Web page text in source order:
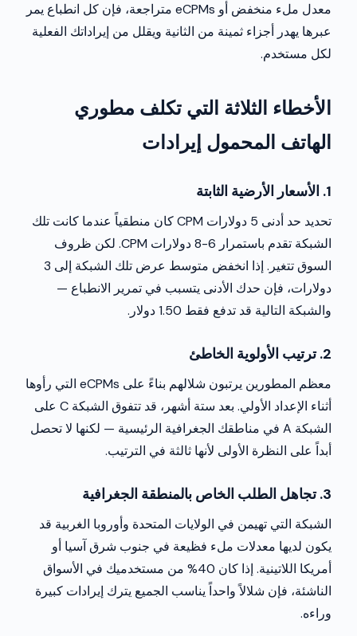
معدل ملء منخفض أو eCPMs متراجعة، فإن كل انطباع يمر
عبرها يهدر أجزاء ثمينة من الثانية ويقلل من إيراداتك الفعلية
لكل مستخدم.
الأخطاء الثلاثة التي تكلف مطوري
الهاتف المحمول إيرادات
1. الأسعار الأرضية الثابتة
تحديد حد أدنى 5 دولارات CPM كان منطقياً عندما كانت تلك
الشبكة تقدم باستمرار 6-8 دولارات CPM. لكن ظروف
السوق تتغير. إذا انخفض متوسط عرض تلك الشبكة إلى 3
دولارات، فإن حدك الأدنى يتسبب في تمرير الانطباع —
والشبكة التالية قد تدفع فقط 1.50 دولار.
2. ترتيب الأولوية الخاطئ
معظم المطورين يرتبون شلالهم بناءً على eCPMs التي رأوها
أثناء الإعداد الأولي. بعد ستة أشهر، قد تتفوق الشبكة C على
الشبكة A في مناطقك الجغرافية الرئيسية — لكنها لا تحصل
أبداً على النظرة الأولى لأنها ثالثة في الترتيب.
3. تجاهل الطلب الخاص بالمنطقة الجغرافية
الشبكة التي تهيمن في الولايات المتحدة وأوروبا الغربية قد
يكون لديها معدلات ملء فظيعة في جنوب شرق آسيا أو
أمريكا اللاتينية. إذا كان 40% من مستخدميك في الأسواق
الناشئة، فإن شلالاً واحداً يناسب الجميع يترك إيرادات كبيرة
وراءه.